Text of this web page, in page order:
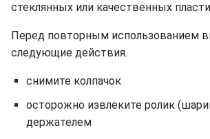
стеклянных или качественных
Перед повторным использованием
следующие действия.
снимите колпачок
осторожно извлеките ролик
держателем